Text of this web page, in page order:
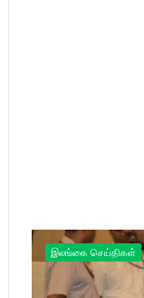
இலங்கை செய்திகள்